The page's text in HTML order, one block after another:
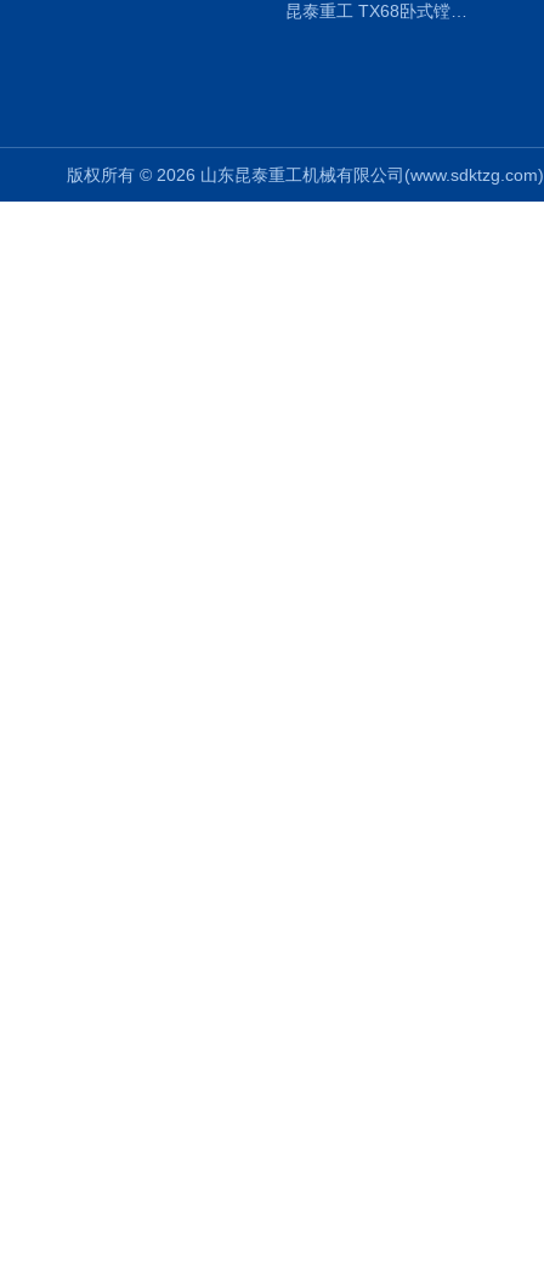
昆泰重工 TX68卧式镗床 镗孔机 镗缸机 单柱
版权所有 © 2026 山东昆泰重工机械有限公司